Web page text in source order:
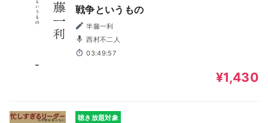
戦争というもの
半藤一利
西村不二人
03:49:57
¥1,430
聴き放題対象